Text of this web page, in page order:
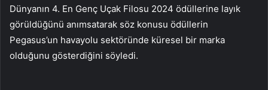
Dünyanın 4. En Genç Uçak Filosu 2024 ödüllerine layık
görüldüğünü anımsatarak söz konusu ödüllerin
Pegasus’un havayolu sektöründe küresel bir marka
olduğunu gösterdiğini söyledi.